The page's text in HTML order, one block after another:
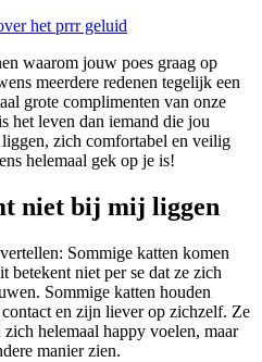
het prrr geluid
waarom jouw poes graag op
meerdere redenen tegelijk een
grote complimenten van onze
het leven dan iemand die jou
zich comfortabel en veilig
helemaal gek op je is!
niet bij mij liggen
Sommige katten komen
betekent niet per se dat ze zich
Sommige katten houden
en zijn liever op zichzelf. Ze
helemaal happy voelen, maar
manier zien.